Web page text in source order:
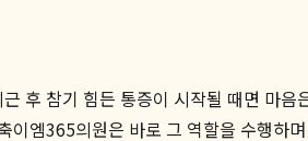
후 참기 힘든 통증이 시작될 때면 마음
엠365의원은 바로 그 역할을 수행하